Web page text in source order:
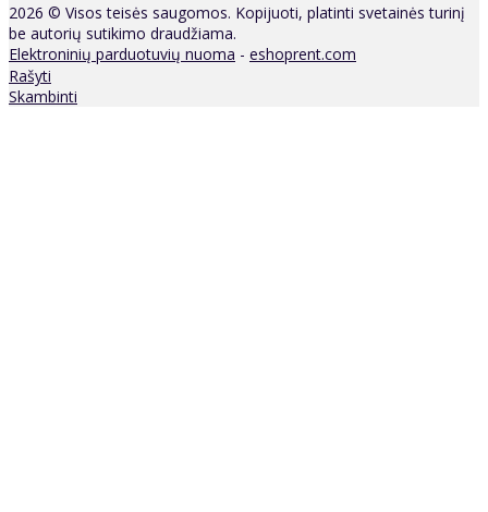
2026 © Visos teisės saugomos. Kopijuoti, platinti svetainės turinį
be autorių sutikimo draudžiama.
Elektroninių parduotuvių nuoma - eshoprent.com
Rašyti
Skambinti